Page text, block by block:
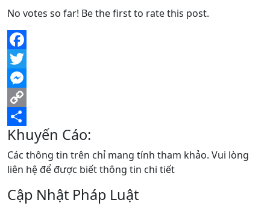
No votes so far! Be the first to rate this post.
Facebook
Twitter
Messenger
Copy
Link
Share
Khuyến Cáo:
Các thông tin trên chỉ mang tính tham khảo. Vui lòng
liên hệ để được biết thông tin chi tiết
Cập Nhật Pháp Luật